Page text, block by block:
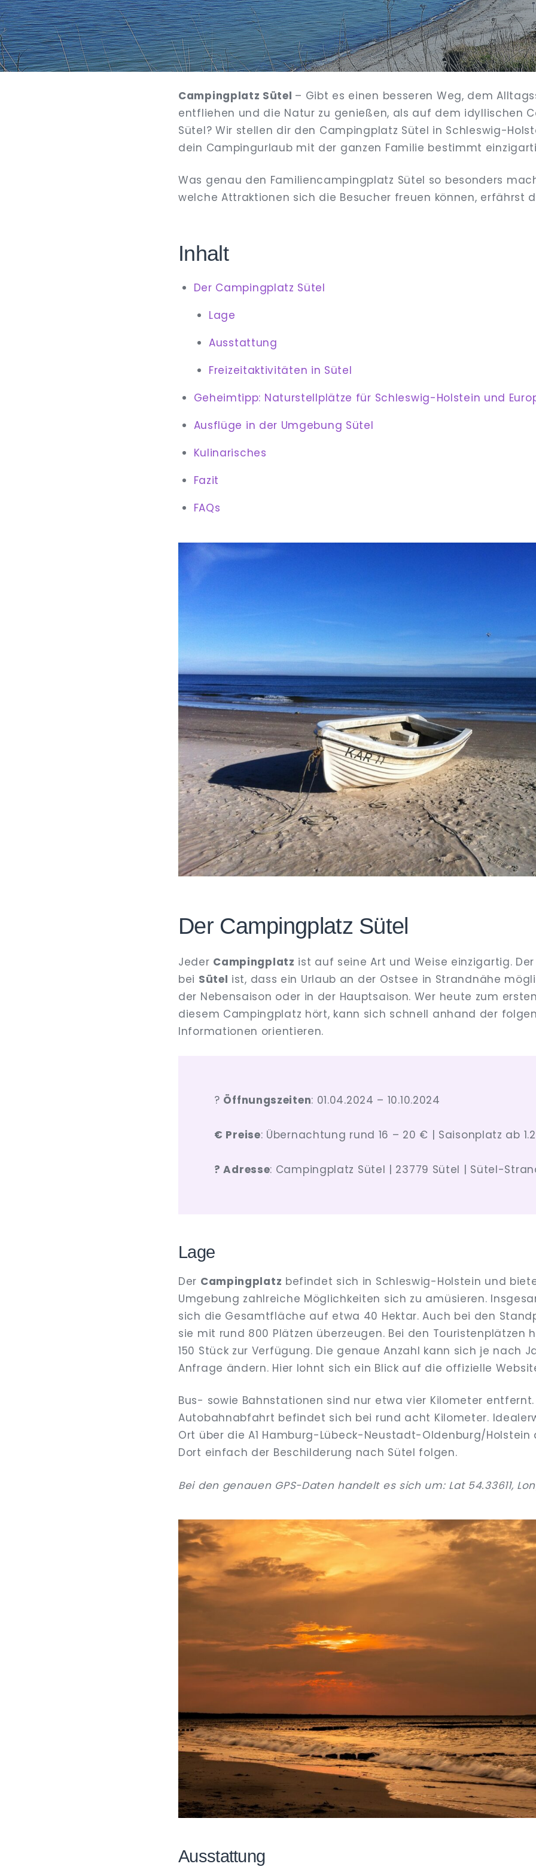
Campingplatz Sütel – Gibt es einen besseren Weg, dem
entfliehen und die Natur zu genießen, als auf dem idyllischen
Sütel? Wir stellen dir den Campingplatz Sütel in Schleswig-
dein Campingurlaub mit der ganzen Familie bestimmt
Was genau den Familiencampingplatz Sütel so besonders
welche Attraktionen sich die Besucher freuen können, erfährst
Inhalt
Der Campingplatz Sütel
Lage
Ausstattung
Freizeitaktivitäten in Sütel
Geheimtipp: Naturstellplätze für Schleswig-Holstein und
Ausflüge in der Umgebung Sütel
Kulinarisches
Fazit
FAQs
Der Campingplatz Sütel
Jeder Campingplatz ist auf seine Art und Weise einzigartig.
bei Sütel ist, dass ein Urlaub an der Ostsee in Strandnähe
der Nebensaison oder in der Hauptsaison. Wer heute zum
diesem Campingplatz hört, kann sich schnell anhand der
Informationen orientieren.
?️ Öffnungszeiten: 01.04.2024 – 10.10.2024
€ Preise: Übernachtung rund 16 – 20 € | Saisonplatz ab
? Adresse: Campingplatz Sütel | 23779 Sütel | Sütel-
Lage
Der Campingplatz befindet sich in Schleswig-Holstein und
Umgebung zahlreiche Möglichkeiten sich zu amüsieren.
sich die Gesamtfläche auf etwa 40 Hektar. Auch bei den
sie mit rund 800 Plätzen überzeugen. Bei den Touristenplätzen
150 Stück zur Verfügung. Die genaue Anzahl kann sich je nach
Anfrage ändern. Hier lohnt sich ein Blick auf die offizielle
Bus- sowie Bahnstationen sind nur etwa vier Kilometer
Autobahnabfahrt befindet sich bei rund acht Kilometer.
Ort über die A1 Hamburg-Lübeck-Neustadt-Oldenburg/Holstein
Dort einfach der Beschilderung nach Sütel folgen.
Bei den genauen GPS-Daten handelt es sich um: Lat 54.33611,
Ausstattung